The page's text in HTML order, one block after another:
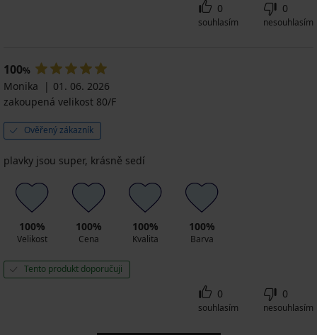
0
souhlasím
0
nesouhlasím
100%
Monika
01. 06. 2026
zakoupená velikost 80/F
Ověřený zákazník
plavky jsou super, krásně sedí
100%
Velikost
100%
Cena
100%
Kvalita
100%
Barva
Tento produkt doporučuji
0
souhlasím
0
nesouhlasím